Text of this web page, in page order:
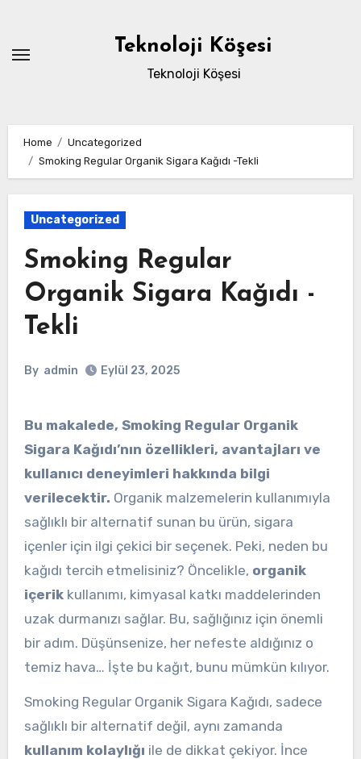
content
Teknoloji Köşesi
Teknoloji Köşesi
Home
Uncategorized
Smoking Regular Organik Sigara Kağıdı -Tekli
Uncategorized
Smoking Regular
Organik Sigara Kağıdı -
Tekli
By admin Eylül 23, 2025
Bu makalede, Smoking Regular Organik
Sigara Kağıdı’nın özellikleri, avantajları ve
kullanıcı deneyimleri hakkında bilgi
verilecektir. Organik malzemelerin kullanımıyla
sağlıklı bir alternatif sunan bu ürün, sigara
içenler için ilgi çekici bir seçenek. Peki, neden bu
kağıdı tercih etmelisiniz? Öncelikle, organik
içerikkullanımı, kimyasal katkı maddelerinden
uzak durmanızı sağlar. Bu, sağlığınız için önemli
bir adım. Düşünsenize, her nefeste aldığınız o
temiz hava… İşte bu kağıt, bunu mümkün kılıyor.
Smoking Regular Organik Sigara Kağıdı, sadece
sağlıklı bir alternatif değil, aynı zamanda
kullanım kolaylığı ile de dikkat çekiyor. İnce